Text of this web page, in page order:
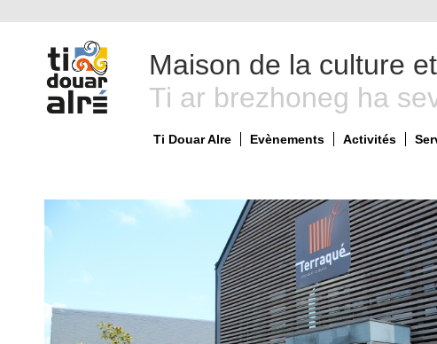
Maison de la culture
Ti ar brezhoneg ha
Ti Douar Alre Evènements Activités